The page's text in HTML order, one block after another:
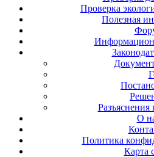
Проверка
Полезная
О
Политика
Карта